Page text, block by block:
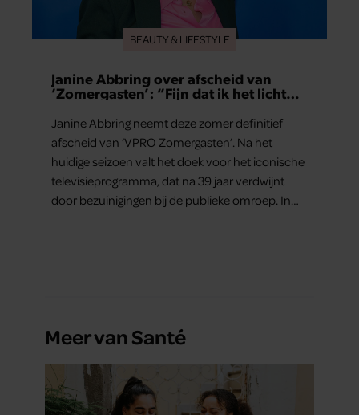
BEAUTY & LIFESTYLE
Janine Abbring over afscheid van
‘Zomergasten’: “Fijn dat ik het licht
Janine Abbring neemt deze zomer definitief
afscheid van ‘VPRO Zomergasten’. Na het
huidige seizoen valt het doek voor het iconische
televisieprogramma, dat na 39 jaar verdwijnt
door bezuinigingen bij de publieke omroep. In
Meer van Santé